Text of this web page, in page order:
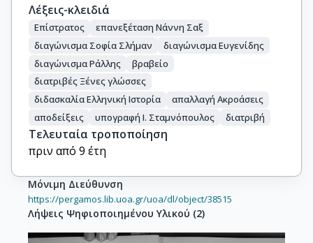
Λέξεις-κλειδιά
Επίστρατος
επανεξέταση Νάννη Σαξ
διαγώνισμα Σοφία Σλήμαν
διαγώνισμα Ευγενίδης
διαγώνισμα Ράλλης
βραβείο
διατριβές Ξένες γλώσσες
διδασκαλία Ελληνική Ιστορία
απαλλαγή Ακροάσεις
αποδείξεις
υπογραφή Ι. Σταμνόπουλος διατριβή
Τελευταία τροποποίηση
πριν από 9 έτη
Μόνιμη Διεύθυνση
https://pergamos.lib.uoa.gr/uoa/dl/object/38515
Λήψεις Ψηφιοποιημένου Υλικού (2)